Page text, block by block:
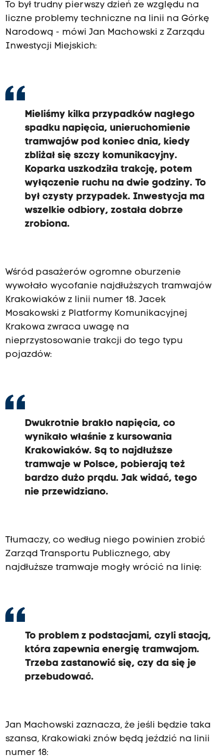
To był trudny pierwszy dzień ze względu na
liczne problemy techniczne na linii na Górkę
Narodową - mówi Jan Machowski z Zarządu
Inwestycji Miejskich:
Mieliśmy kilka przypadków nagłego
spadku napięcia, unieruchomienie
tramwajów pod koniec dnia, kiedy
zbliżał się szczy komunikacyjny.
Koparka uszkodziła trakcję, potem
wyłączenie ruchu na dwie godziny. To
był czysty przypadek. Inwestycja ma
wszelkie odbiory, została dobrze
zrobiona.
Wśród pasażerów ogromne oburzenie
wywołało wycofanie najdłuższych tramwajów
Krakowiaków z linii numer 18. Jacek
Mosakowski z Platformy Komunikacyjnej
Krakowa zwraca uwagę na
nieprzystosowanie trakcji do tego typu
pojazdów:
Dwukrotnie brakło napięcia, co
wynikało właśnie z kursowania
Krakowiaków. Są to najdłuższe
tramwaje w Polsce, pobierają też
bardzo dużo prądu. Jak widać, tego
nie przewidziano.
Tłumaczy, co według niego powinien zrobić
Zarząd Transportu Publicznego, aby
najdłuższe tramwaje mogły wrócić na linię:
To problem z podstacjami, czyli stacją,
która zapewnia energię tramwajom.
Trzeba zastanowić się, czy da się je
przebudować.
Jan Machowski zaznacza, że jeśli będzie taka
szansa, Krakowiaki znów będą jeździć na linii
numer 18: